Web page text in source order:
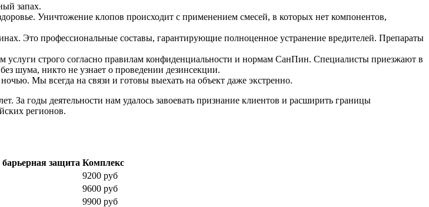
запах.
Уничтожение клопов происходит с применением смесей, в которых нет компонентов,
Это профессиональные составы, гарантирующие полноценное устранение вредителей. Препараты
услуги строго согласно правилам конфиденциальности и нормам СанПин. Специалисты приезжают в
шума, никто не узнает о проведении дезинсекции.
Мы всегда на связи и готовы выехать на объект даже экстренно.
За годы деятельности нам удалось завоевать признание клиентов и расширить границы
регионов.
защита Комплекс
9200 руб
9600 руб
9900 руб